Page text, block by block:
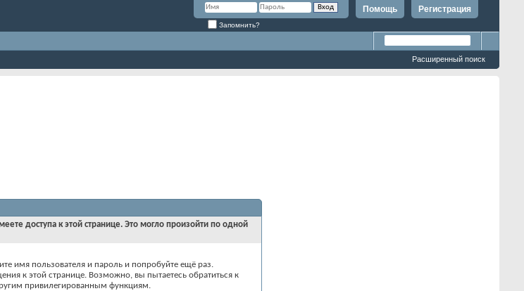
Регистрация
Помощь
Запомнить?
Расширенный поиск
доступа к этой странице. Это могло произойти по одной
имя пользователя и пароль и попробуйте ещё раз.
к этой странице. Возможно, вы пытаетесь обратиться к
привилегированным функциям.